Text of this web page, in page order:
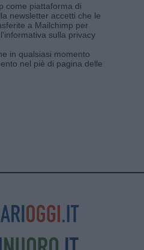
come piattaforma di
newsletter accetti che le
a Mailchimp per
sulla privacy
in qualsiasi momento
nel piè di pagina delle